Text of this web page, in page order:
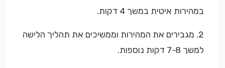
במהירות איטית במשך 4 דקות.
2. מגבירים את המהירות וממשיכים את תהליך הלישה
למשך 7-8 דקות נוספות.